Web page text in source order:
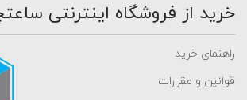
خرید از فروشگاه اینترنتی
راهنمای خرید
قوانین و مقررات